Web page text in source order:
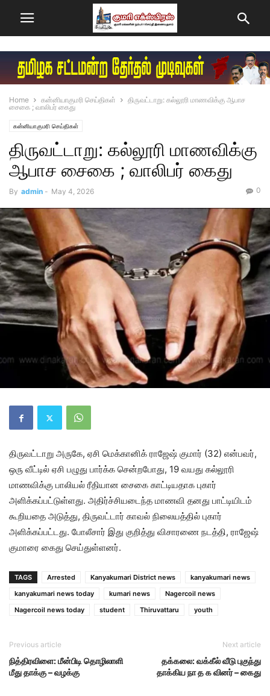
Home கன்னியாகுமரி செய்திகள்
திருவட்டாறு: கல்லூரி மாணவிக்கு ஆபாச
சைகை ; வாலிபர் கைது
கன்னியாகுமரி செய்திகள்
திருவட்டாறு: கல்லூரி மாணவிக்கு
ஆபாச சைகை ; வாலிபர் கைது
By admin - May 4, 2026 0
திருவட்டாறு அருகே, ஏசி மெக்கானிக் ராஜேஷ் குமார் (32) என்பவர்,
ஒரு வீட்டில் ஏசி பழுது பார்க்க சென்றபோது, 19 வயது கல்லூரி
மாணவிக்கு பாலியல் ரீதியான சைகை காட்டியதாக புகார்
அளிக்கப்பட்டுள்ளது. அதிர்ச்சியடைந்த மாணவி தனது பாட்டியிடம்
கூறியதை அடுத்து, திருவட்டார் காவல் நிலையத்தில் புகார்
அளிக்கப்பட்டது. போலீசார் இது குறித்து விசாரணை நடத்தி, ராஜேஷ்
குமாரை கைது செய்துள்ளனர்.
TAGS Arrested Kanyakumari District news
kanyakumari news
kanyakumari news today
kumari news
Nagercoil news
Nagercoil news today
student Thiruvattaru youth
Previous article
நித்திரவிளை: மீன்பிடி தொழிலாளி
மீது தாக்கு – வழக்கு
Next article
தக்கலை: வக்கீல் வீடு புகுந்து
தாக்கிய நா த க வினர் – கைது